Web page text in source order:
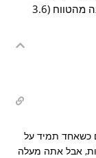
מהשלוש אבל זה לא לחינם שהוא לא זורק הרבה מהטווח (3.6
כשאחד תמיד על
אבל אתה מעלה